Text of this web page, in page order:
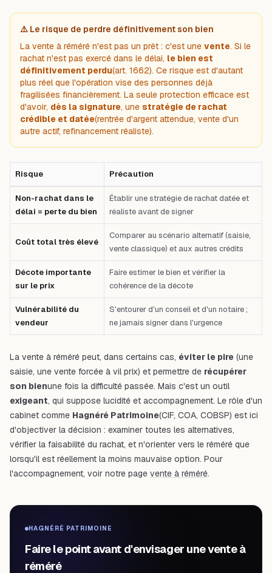
⚠️ Le risque de perdre définitivement son bien
La vente à réméré n'est pas un prêt : c'est une vente. Si le
rachat n'est pas exercé dans le délai, le bien est
définitivement perdu(art. 1662). Ce risque est d'autant
plus réel que l'opération vise des personnes déjà
fragilisées financièrement. La seule protection efficace est
d'avoir, dès la signature, une stratégie de rachat
crédible et datée(rentrée d'argent attendue, vente d'un
autre actif, refinancement réaliste).
Tableau comparatif : Risque — Précaution — Premier cas : Non-rachat
Risque Précaution
Non-rachat dans le
délai = perte du bien
Établir une stratégie de rachat datée et
réaliste avant de signer
Coût total très élevé
Comparer au scénario alternatif (saisie,
vente classique) et aux autres crédits
Décote importante
sur le prix
Faire estimer le bien et vérifier la
cohérence de la décote
Vulnérabilité du
vendeur
S'entourer d'un conseil et d'un notaire ;
ne jamais signer dans l'urgence
La vente à réméré peut, dans certains cas, éviter le pire (une
saisie, une vente forcée à vil prix) et permettre de récupérer
son bienune fois la difficulté passée. Mais c'est un outil
exigeant, qui suppose lucidité et accompagnement. Le rôle d'un
cabinet comme Hagnéré Patrimoine(CIF, COA, COBSP) est ici
d'objectiver la décision : examiner toutes les alternatives,
vérifier la faisabilité du rachat, et n'orienter vers le réméré que
lorsqu'il est réellement la moins mauvaise option. Pour
l'accompagnement, voir notre page vente à réméré.
HAGNÉRÉ PATRIMOINE
Faire le point avant d'envisager une vente à
réméré